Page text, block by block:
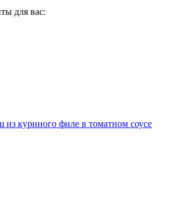
для вас:
из куриного филе в томатном соусе